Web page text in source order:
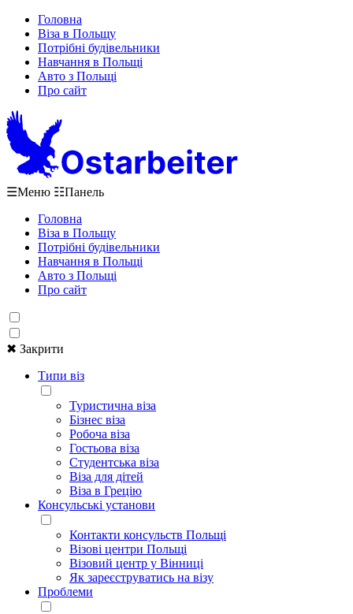
Головна
Віза в Польщу
Потрібні будівельники
Навчання в Польщі
Авто з Польщі
Про сайт
☰Меню ☷Панель
Головна
Віза в Польщу
Потрібні будівельники
Навчання в Польщі
Авто з Польщі
Про сайт
✖ Закрити
Типи віз
Туристична віза
Бізнес віза
Робоча віза
Гостьова віза
Студентська віза
Віза для дітей
Віза в Грецію
Консульські установи
Контакти консульств Польщі
Візові центри Польщі
Візовий центр у Вінниці
Як зареєструватись на візу
Проблеми